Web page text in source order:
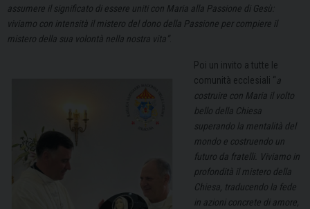
assumere il significato di essere uniti con Maria alla Passione di Gesù:
viviamo con intensità il mistero del dono della Passione per compiere il
mistero della sua volontà nella nostra vita”.
Poi un invito a tutte le
comunità ecclesiali “a
costruire con Maria il volto
bello della Chiesa
superando la mentalità del
mondo e costruendo un
futuro da fratelli. Viviamo in
profondità il mistero della
Chiesa, traducendo la fede
in azioni concrete di amore,